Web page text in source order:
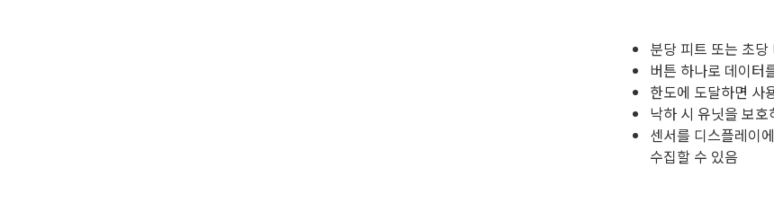
분당 피트 또는 초
버튼 하나로 데이터
한도에 도달하면 사
낙하 시 유닛을 보
센서를 디스플레이
수집할 수 있음